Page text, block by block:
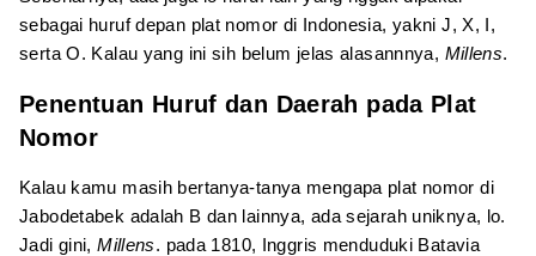
sebagai huruf depan plat nomor di Indonesia, yakni J, X, I,
serta O. Kalau yang ini sih belum jelas alasannnya, Millens.
Penentuan Huruf dan Daerah pada Plat
Nomor
Kalau kamu masih bertanya-tanya mengapa plat nomor di
Jabodetabek adalah B dan lainnya, ada sejarah uniknya, lo.
Jadi gini,Millens. pada 1810, Inggris menduduki Batavia